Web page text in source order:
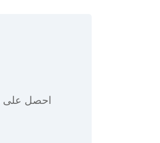
احصل على